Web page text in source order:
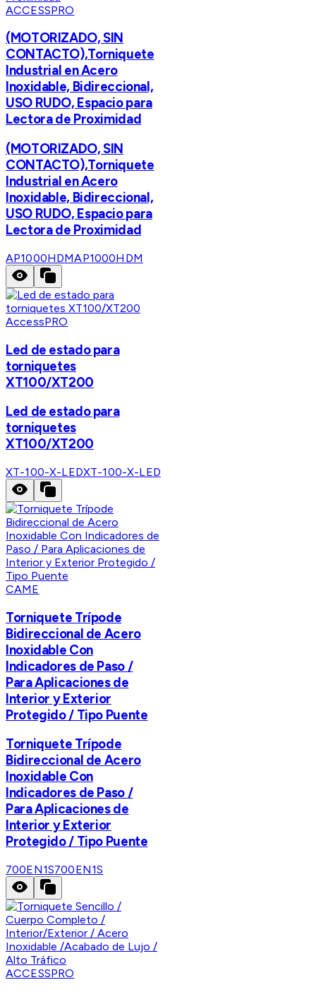
ACCESSPRO
(MOTORIZADO, SIN
CONTACTO),Torniquete
Industrial en Acero
Inoxidable, Bidireccional,
USO RUDO, Espacio para
Lectora de Proximidad
(MOTORIZADO, SIN
CONTACTO),Torniquete
Industrial en Acero
Inoxidable, Bidireccional,
USO RUDO, Espacio para
Lectora de Proximidad
AP1000HDMAP1000HDM
AccessPRO
Led de estado para
torniquetes
XT100/XT200
Led de estado para
torniquetes
XT100/XT200
XT-100-X-LEDXT-100-X-LED
CAME
Torniquete Trípode
Bidireccional de Acero
Inoxidable Con
Indicadores de Paso /
Para Aplicaciones de
Interior y Exterior
Protegido / Tipo Puente
Torniquete Trípode
Bidireccional de Acero
Inoxidable Con
Indicadores de Paso /
Para Aplicaciones de
Interior y Exterior
Protegido / Tipo Puente
700EN1S700EN1S
ACCESSPRO